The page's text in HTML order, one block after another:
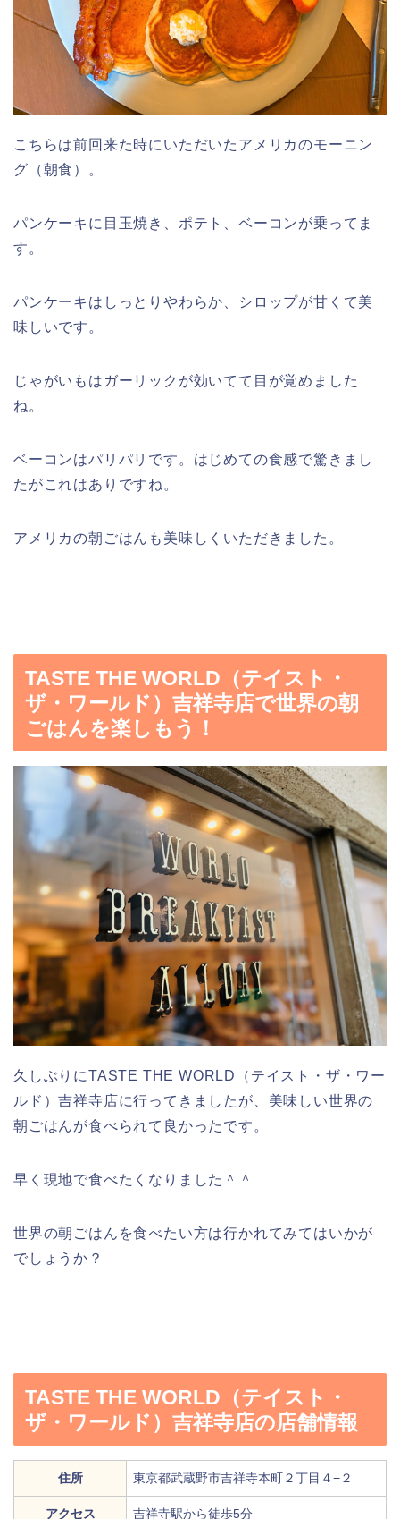
こちらは前回来た時にいただいたアメリカのモーニン
グ（朝食）。
パンケーキに目玉焼き、ポテト、ベーコンが乗ってま
す。
パンケーキはしっとりやわらか、シロップが甘くて美
味しいです。
じゃがいもはガーリックが効いてて目が覚めました
ね。
ベーコンはパリパリです。はじめての食感で驚きまし
たがこれはありですね。
アメリカの朝ごはんも美味しくいただきました。
TASTE THE WORLD（テイスト・
ザ・ワールド）吉祥寺店で世界の朝
ごはんを楽しもう！
久しぶりにTASTE THE WORLD（テイスト・ザ・ワー
ルド）吉祥寺店に行ってきましたが、美味しい世界の
朝ごはんが食べられて良かったです。
早く現地で食べたくなりました＾＾
世界の朝ごはんを食べたい方は行かれてみてはいかが
でしょうか？
TASTE THE WORLD（テイスト・
ザ・ワールド）吉祥寺店の店舗情報
住所 東京都武蔵野市吉祥寺本町２丁目４−２
アクセス 吉祥寺駅から徒歩5分